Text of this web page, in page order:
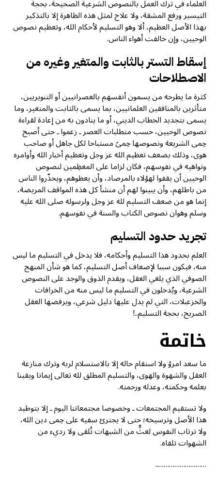
العلماء في ترك العمل بالنصوص الشرعية الصحيحة، بحجة
التيسير ورفع المشقة، ولا علاج لمثل هذه الظاهرة إلا بالتذكير
بهذا الأصل العظيم، ألا وهو التسليم لأحكام الله، وتعظيم نصوص
الوحيين، وإن خالفت أهواء الناس.
إسقاط التستر بالثابت والمتغير وغيره من
الاصطلاحات
كثرة ما يطرحه من يسمون أنفسهم بالعصرانيين أو التنويريين،
متأثرين بالمنافقين العلمانيين، بما يسمى بالثابت والمتغير، وما
يسمى بتجديد الخطاب الديني، أو ما ينادون به من إعادة لقراءة
نصوص الوحيين، حسب متطلبات العصر ـ زعموا ـ حتى أصبح
حِمی الشريعة ونصوصها حِمىً مستباحا لكل جاهل أو صاحب
هوى، وذلك بضعف تعظيم الله عز وجل وتعظيم أخبار الله وأوامره
ونواهيه في نفوسهم، فكان لزاما على المعظِمين لنصوص
الوحيين أن يقفوا لهؤلاء بالمرصاد، وأن يعظوهم، ويحذّروا الناس
من باطلهم، وأن يبينوا لهم أن منشأ كل هذه المواقف المريضة،
إنما هو من ضعف التسليم لله عز وجل ولرسوله صلى الله عليه
وسلم وهوان نصوص الكتاب والسنة في نفوسهم.
تجريد حدود التسليم
العلم بحدود هذا التسليم وأحكامه، فلا يدخل في التسليم ما ليس
منه، فيكون سببا لإضعاف أصل التسليم، كما هو شأن المنهج
الصوفي الذي يلغي العقل، ويقدم الذوق والوجد على النصوص
الشرعية، ويُدخلون في التسليم ما ليس منه من الخرافات
والخزعبلات، التي لم يدل عليها دليل شرعي، ويرفضها العقل
الصریح، بحجة التسليم..!
خاتمة
ما سعد امرؤ ولا استقام حاله إلا بالاستسلام لربه وترك منازعة
العقل والشهوة والهوى، والتسليم المطلق لله تعالى إيمانا ويقينا
بعلمه وحكمته، وعدله ورحمته.
ولا تستقيم المجتمعات ـ وخصوصا مجتمعاتنا اليوم ـ إلا بتوطيد
هذا الأصل وترسيخه؛ حتى لا يجترئ سفيه على حِمى دين الله،
ولا ترتاب النفوس لغثٍّ من الشبهات تُلقى ولا رديء من
الشهوات تلقاه.
………………………..